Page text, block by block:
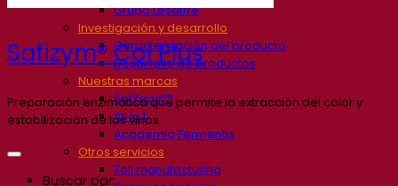
Grupo Lesaffre
Investigación y desarrollo
Caracterización del producto
Desarrollo de productos
Nuestras marcas
SafYeast™
All In 1
Academia Fermentis
Otros servicios
Toll manufacturing
Safizym® Col Plus
Preparación enzimática que permite la extracción del color y
estabilización de los vinos
Buscar por: